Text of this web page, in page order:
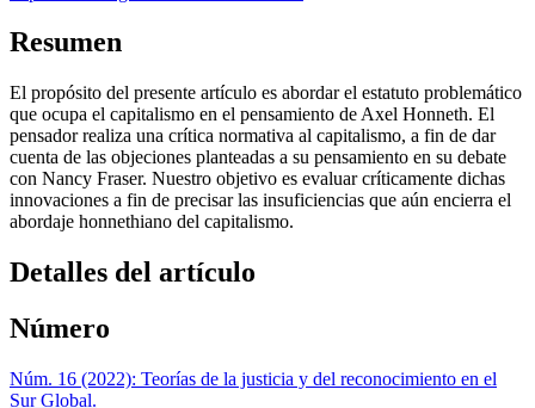
Resumen
El propósito del presente artículo es abordar el estatuto problemático
que ocupa el capitalismo en el pensamiento de Axel Honneth. El
pensador realiza una crítica normativa al capitalismo, a fin de dar
cuenta de las objeciones planteadas a su pensamiento en su debate
con Nancy Fraser. Nuestro objetivo es evaluar críticamente dichas
innovaciones a fin de precisar las insuficiencias que aún encierra el
abordaje honnethiano del capitalismo.
Detalles del artículo
Número
Núm. 16 (2022): Teorías de la justicia y del reconocimiento en el
Sur Global.